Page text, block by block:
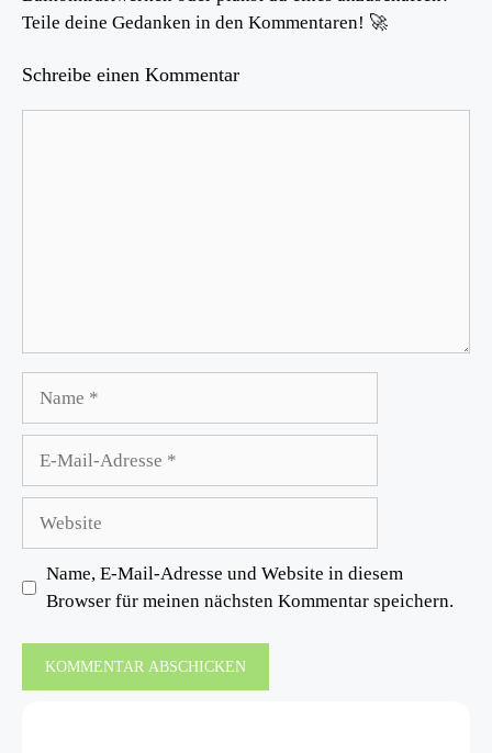
Teile deine Gedanken in den Kommentaren! 🚀
Schreibe einen Kommentar
Adresse
Name, E-Mail-Adresse und Website in diesem
Browser für meinen nächsten Kommentar speichern.